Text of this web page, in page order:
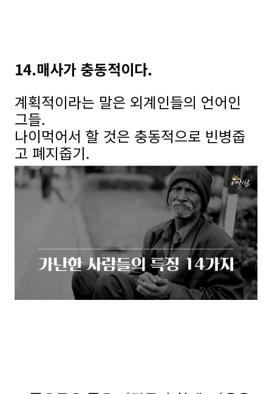
14.매사가 충동적이다.
계획적이라는 말은 외계인들의 언어인
그들.
나이먹어서 할 것은 충동적으로 빈병줍
고 폐지줍기.